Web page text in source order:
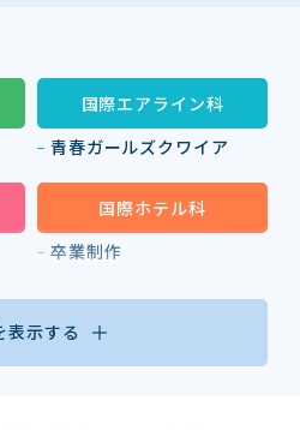
国際エアライン科
青春ガールズクワイア
国際ホテル科
卒業制作
表示する